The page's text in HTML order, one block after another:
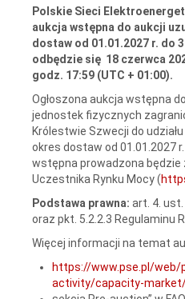
Polskie Sieci
aukcja wstępna do aukcji
dostaw od 01.01.2027 r. do
odbędzie się 18 czerwca
godz. 17:59 (UTC + 01:00).
Ogłoszona aukcja wstępna
jednostek fizycznych
Królestwie Szwecji do
okres dostaw od 01.01.2027
wstępna prowadzona
Uczestnika Rynku Mocy (
Podstawa prawna: art. 4.
oraz pkt. 5.2.2.3 Regulaminu
Więcej informacji na temat
https://www.pse.pl/web/
activity/capacity-